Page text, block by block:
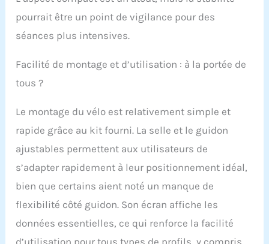
prenons soin des
détails: bouteille, porte-
cale-pieds,
stabilisateurs et roues
de l'utilisateur : 120 kg
cm. Structure robuste
qui apporte la stabilité
dont vous avez besoin.
pourrait être un point de vigilance pour des
séances plus intensives.
Facilité de montage et d’utilisation : à la portée de
tous ?
Le montage du vélo est relativement simple et
rapide grâce au kit fourni. La selle et le guidon
ajustables permettent aux utilisateurs de
s’adapter rapidement à leur positionnement idéal,
bien que certains aient noté un manque de
flexibilité côté guidon. Son écran affiche les
données essentielles, ce qui renforce la facilité